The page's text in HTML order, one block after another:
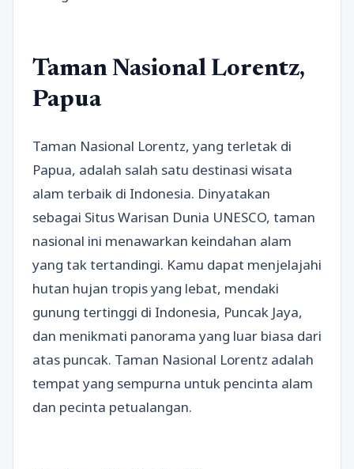
Taman Nasional Lorentz,
Papua
Taman Nasional Lorentz, yang terletak di
Papua, adalah salah satu destinasi wisata
alam terbaik di Indonesia. Dinyatakan
sebagai Situs Warisan Dunia UNESCO, taman
nasional ini menawarkan keindahan alam
yang tak tertandingi. Kamu dapat menjelajahi
hutan hujan tropis yang lebat, mendaki
gunung tertinggi di Indonesia, Puncak Jaya,
dan menikmati panorama yang luar biasa dari
atas puncak. Taman Nasional Lorentz adalah
tempat yang sempurna untuk pencinta alam
dan pecinta petualangan.